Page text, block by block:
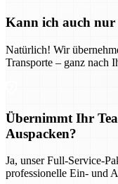
Kann ich auch nur
Natürlich! Wir
Transporte – ganz nach
Übernimmt Ihr
Auspacken?
Ja, unser Full-Service-
professionelle Ein- und